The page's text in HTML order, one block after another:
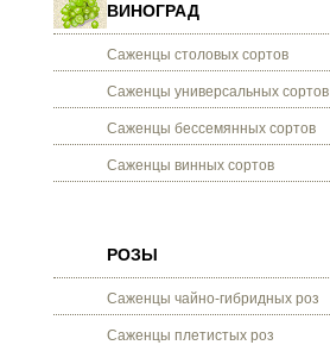
ВИНОГРАД
Саженцы столовых сортов
Саженцы универсальных сортов
Саженцы бессемянных сортов
Саженцы винных сортов
РОЗЫ
Саженцы чайно-гибридных роз
Саженцы плетистых роз